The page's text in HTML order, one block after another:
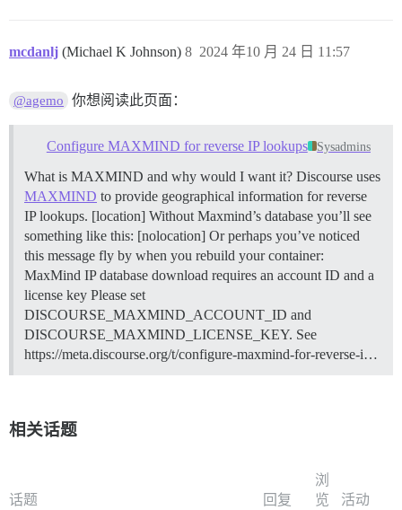
mcdanlj (Michael K Johnson) 2024 年10 月 24 日 11:57
8
@agemo 你想阅读此页面：
Configure MAXMIND for reverse IP lookups Sysadmins
What is MAXMIND and why would I want it? Discourse uses
MAXMIND to provide geographical information for reverse
IP lookups. [location] Without Maxmind’s database you’ll see
something like this: [nolocation] Or perhaps you’ve noticed
this message fly by when you rebuild your container:
MaxMind IP database download requires an account ID and a
license key Please set
DISCOURSE_MAXMIND_ACCOUNT_ID and
DISCOURSE_MAXMIND_LICENSE_KEY. See
https://meta.discourse.org/t/configure-maxmind-for-reverse-i…
相关话题
话题 回复
浏
览
活动